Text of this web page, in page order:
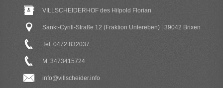
VILLSCHEIDERHOF des Hilpold Florian
Sankt-Cyrill-Straße 12 (Fraktion Untereben) | 39042 Brixen
Tel. 0472 832037
M. 3473415724
info@villscheider.info